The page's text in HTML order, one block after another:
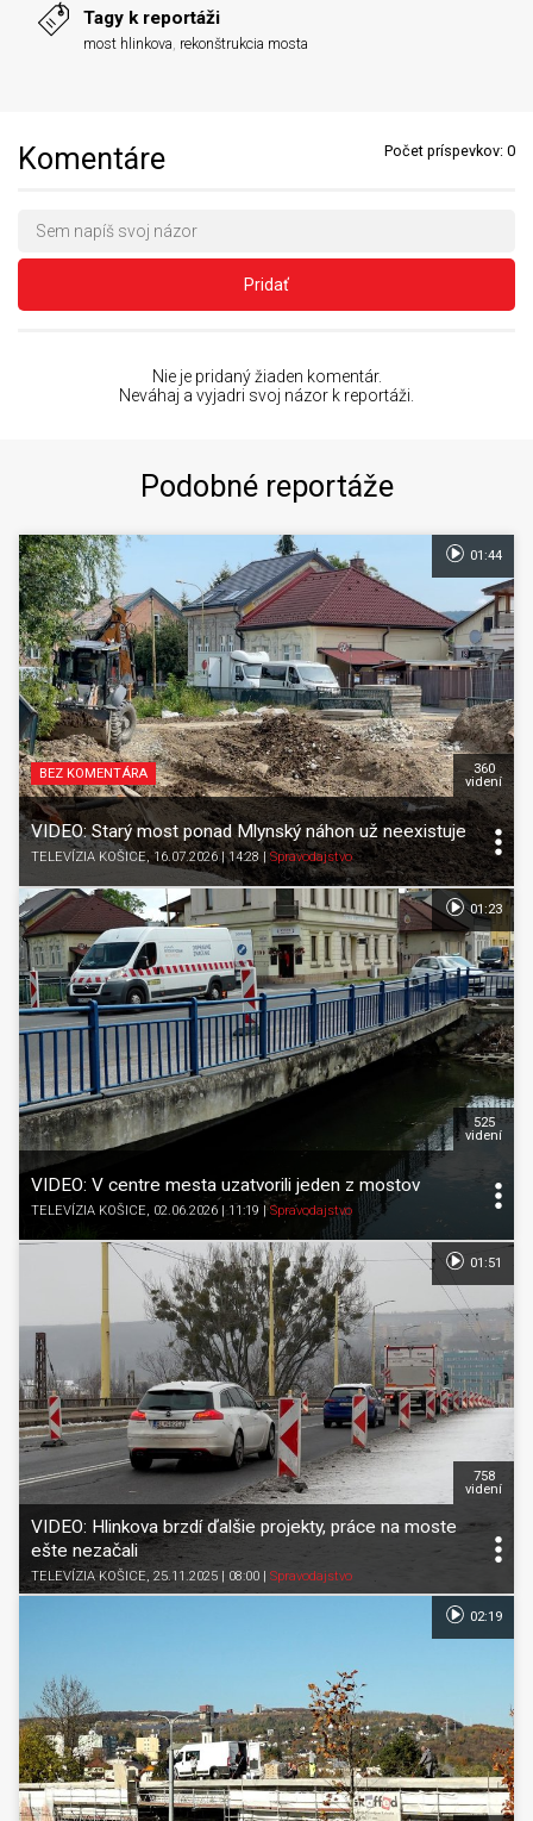
Tagy k reportáži
most hlinkova, rekonštrukcia mosta
Komentáre Počet príspevkov: 0
Pridať
Nie je pridaný žiaden komentár.
Neváhaj a vyjadri svoj názor k reportáži.
Podobné reportáže
BEZ KOMENTÁRA
VIDEO: Starý most ponad Mlynský náhon už neexistuje
TELEVÍZIA KOŠICE, 16.07.2026 | 14:28 |Spravodajstvo
360
videní
01:44
VIDEO: V centre mesta uzatvorili jeden z mostov
TELEVÍZIA KOŠICE, 02.06.2026 | 11:19 |Spravodajstvo
525
videní
01:23
VIDEO: Hlinkova brzdí ďalšie projekty, práce na moste
ešte nezačali
TELEVÍZIA KOŠICE, 25.11.2025 | 08:00 | Spravodajstvo
758
videní
01:51
02:19